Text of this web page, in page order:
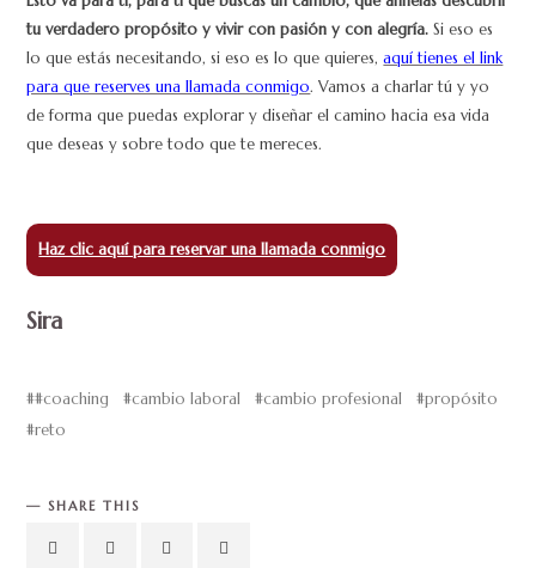
tu verdadero propósito y vivir con pasión y con alegría. Si eso es
lo que estás necesitando, si eso es lo que quieres,aquí tienes el link
para que reserves una llamada conmigo. Vamos a charlar tú y yo
de forma que puedas explorar y diseñar el camino hacia esa vida
que deseas y sobre todo que te mereces.
Haz clic aquí para reservar una llamada conmigo
Sira
#coaching cambio laboral cambio profesional
propósito
reto
SHARE THIS